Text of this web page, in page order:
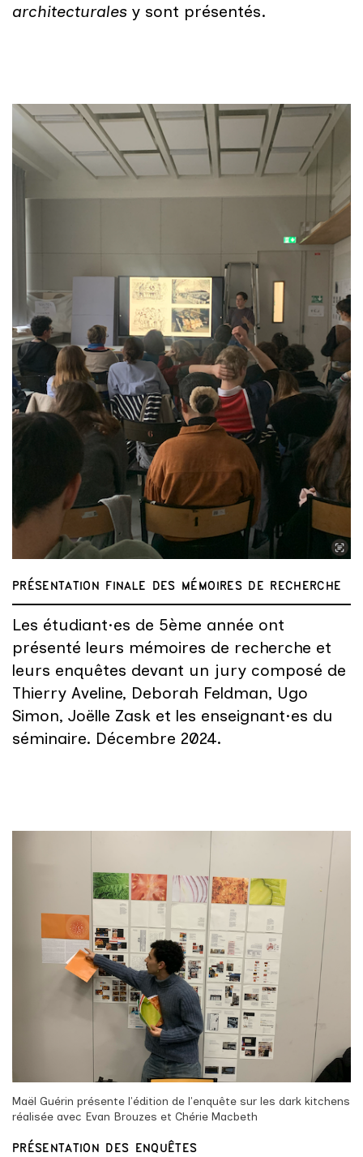
architecturales y sont présentés.
PRÉSENTATION FINALE DES MÉMOIRES DE RECHERCHE
Les étudiant·es de 5ème année ont
présenté leurs mémoires de recherche et
leurs enquêtes devant un jury composé de
Thierry Aveline, Deborah Feldman, Ugo
Simon, Joëlle Zask et les enseignant·es du
séminaire. Décembre 2024.
Maël Guérin présente l'édition de l'enquête sur les dark kitchens
réalisée avec Evan Brouzes et Chérie Macbeth
PRÉSENTATION DES ENQUÊTES